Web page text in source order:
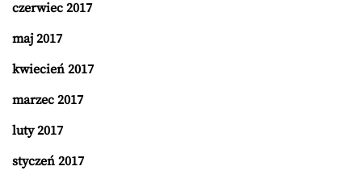
czerwiec 2017
maj 2017
kwiecień 2017
marzec 2017
luty 2017
styczeń 2017